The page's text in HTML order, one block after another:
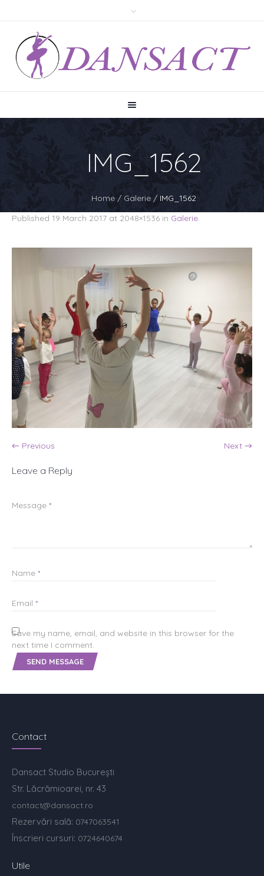
IMG_1562
Home / Galerie /IMG_1562
Published 19 March 2017 at 2048×1536 in Galerie.
← Previous Next →
Leave a Reply
Message *
Name *
Email *
Save my name, email, and website in this browser for the
next time I comment.
Contact
Dansact Studio București
Str. Lăcrămioarei, nr. 43
contact@dansact.ro
Rezervări sală: 0747063541
Înscrieri cursuri: 0724640674
Utile